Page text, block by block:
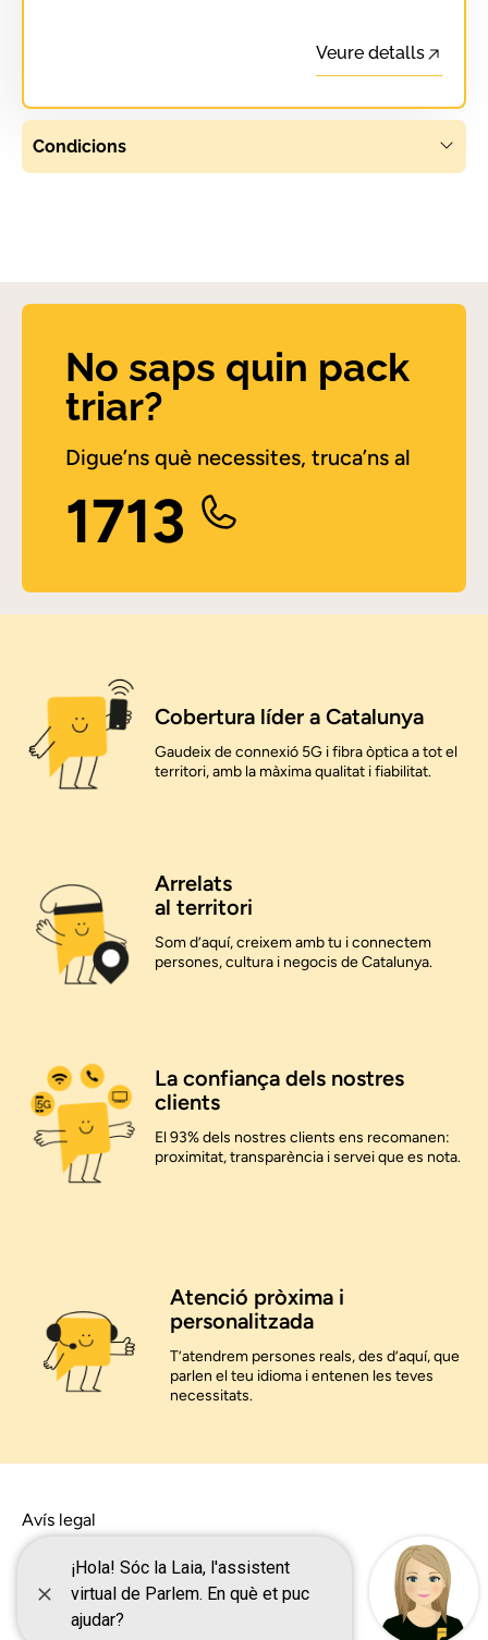
Veure detalls
Condicions
No saps quin pack
triar?
Digue’ns què necessites, truca’ns al
1713
Cobertura líder a Catalunya
Gaudeix de connexió 5G i fibra òptica a tot el
territori, amb la màxima qualitat i fiabilitat.
Arrelats
al territori
Som d’aquí, creixem amb tu i connectem
persones, cultura i negocis de Catalunya.
La confiança dels nostres
clients
El 93% dels nostres clients ens recomanen:
proximitat, transparència i servei que es nota.
Atenció pròxima i
personalitzada
T’atendrem persones reals, des d’aquí, que
parlen el teu idioma i entenen les teves
necessitats.
Avís legal
Avís de privacitat
Termes de cookies